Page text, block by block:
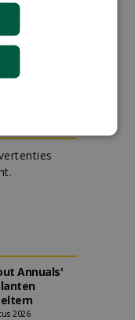
(m/v)
Annuals'
2026